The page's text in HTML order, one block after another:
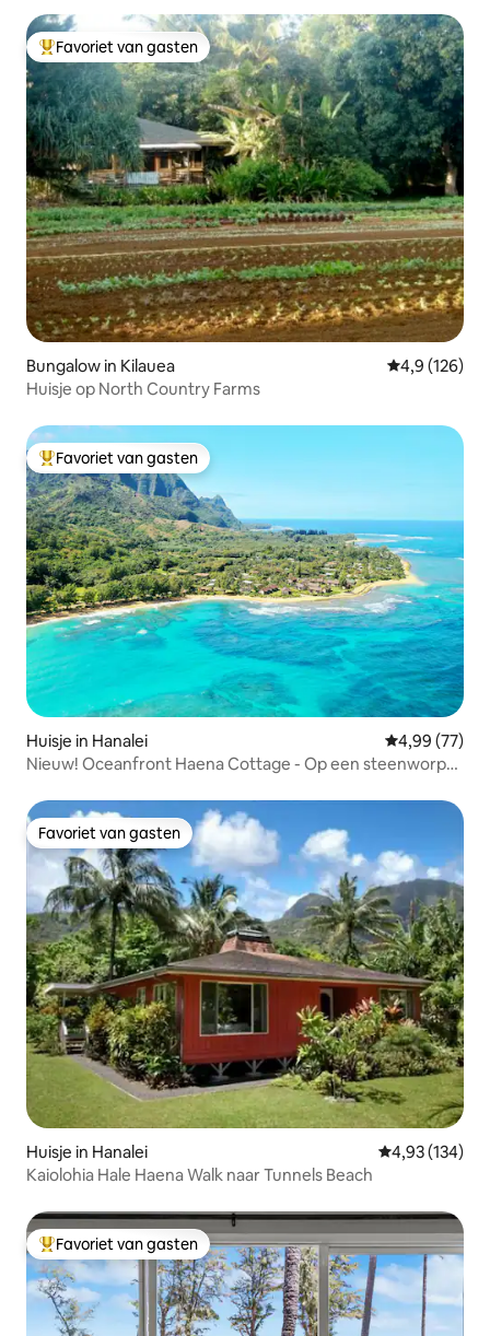
Topfavoriet van gasten
Favoriet van gasten
Bungalow in Kilauea Gemiddelde
4,9 (126)
Huisje op North Country Farms
Topfavoriet van gasten
Favoriet van gasten
Huisje in Hanalei Gemiddelde
4,99 (77)
Nieuw! Oceanfront Haena Cottage - Op een steenworp
Favoriet van gasten
Favoriet van gasten
Huisje in Hanalei Gemiddelde
4,93 (134)
Kaiolohia Hale Haena Walk naar Tunnels Beach
Topfavoriet van gasten
Favoriet van gasten